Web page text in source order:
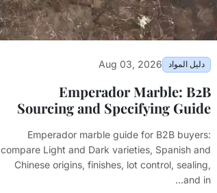
دليل المواد Aug 03, 2026
Emperador Marble: B2B
Sourcing and Specifying Guide
Emperador marble guide for B2B buyers:
compare Light and Dark varieties, Spanish and
Chinese origins, finishes, lot control, sealing,
and in...